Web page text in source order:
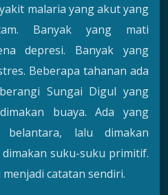
malaria yang akut yang
Banyak yang mati
depresi. Banyak yang
Beberapa tahanan ada
Sungai Digul yang
buaya. Ada yang
belantara, lalu dimakan
suku-suku primitif.
catatan sendiri.